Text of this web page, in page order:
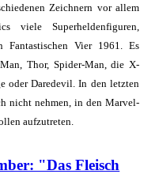
Zeichnern vor allem
viele Superheldenfiguren,
Fantastischen Vier 1961. Es
Thor, Spider-Man, die X-
oder Daredevil. In den letzten
nicht nehmen, in den Marvel-
aufzutreten.
"Das Fleisch